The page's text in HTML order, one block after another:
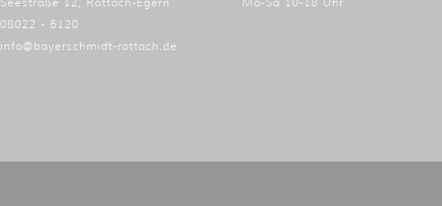
08022 - 6120
info@bayerschmidt-rottach.de